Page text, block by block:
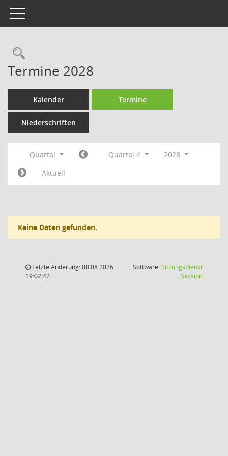
Toggle navigation
Rechercheauswahl
Termine 2028
Kalender Termine
Niederschriften
Quartal Quartal 4
2028
Aktuell
Keine Daten gefunden.
Letzte Änderung: 08.08.2026
19:02:42
Software:Sitzungsdienst
Session(Wird in